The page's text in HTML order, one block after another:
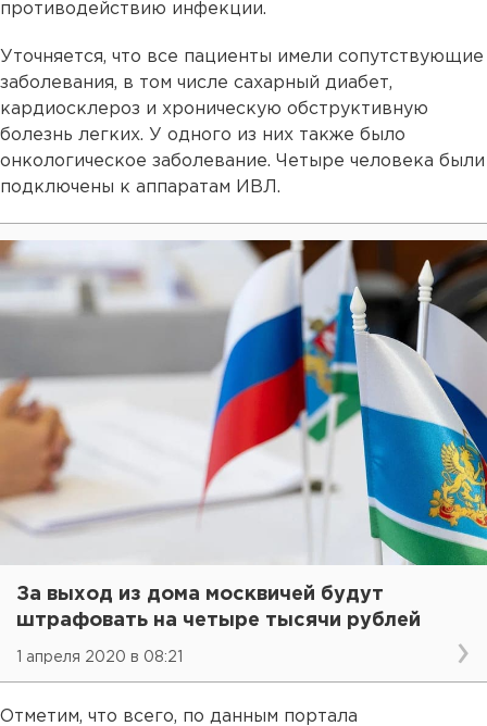
противодействию инфекции.
Уточняется, что все пациенты имели сопутствующие
заболевания, в том числе сахарный диабет,
кардиосклероз и хроническую обструктивную
болезнь легких. У одного из них также было
онкологическое заболевание. Четыре человека были
подключены к аппаратам ИВЛ.
За выход из дома москвичей будут
штрафовать на четыре тысячи рублей
1 апреля 2020 в 08:21
Отметим, что всего, по данным портала